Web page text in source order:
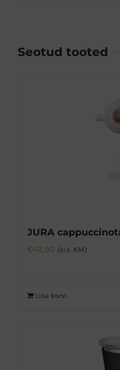
Seotud tooted
€42,90 (sis. KM)
Lisa korvi